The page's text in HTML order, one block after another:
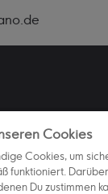
Cookies
Cookies, um
funktioniert.
Du zustimmen